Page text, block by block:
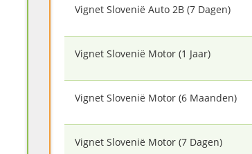
Vignet Slovenië Auto 2B (7 Dagen)
Vignet Slovenië Motor (1 Jaar)
Vignet Slovenië Motor (6 Maanden)
Vignet Slovenië Motor (7 Dagen)